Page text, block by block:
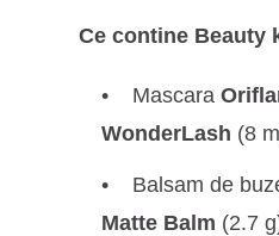
Ce contine Beauty
Mascara
WonderLash (8
Balsam de
Matte Balm (2.7